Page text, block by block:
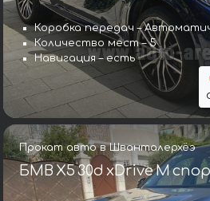
Коробка передач –
Количество мест – 5
Навигация – есть
Прокат авто в Шванталерхёэ
БМВ X5 30d xDrive M